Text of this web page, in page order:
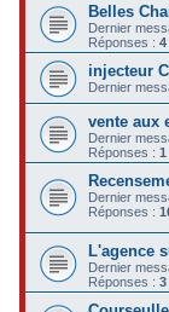
Belles
Dernier
Réponses :4
injecteur
Dernier
vente aux
Dernier
Réponses :1
Dernier
Réponses :
L'agence
Dernier
Réponses :3